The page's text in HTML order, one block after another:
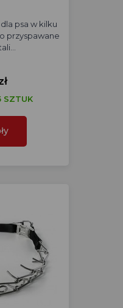
psa w kilku
przyspawane
SZTUK